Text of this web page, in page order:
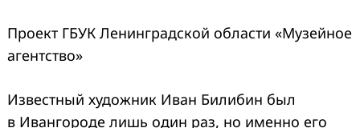
Проект ГБУК Ленинградской области «Музейное
агентство»
Известный художник Иван Билибин был
в Ивангороде лишь один раз, но именно его